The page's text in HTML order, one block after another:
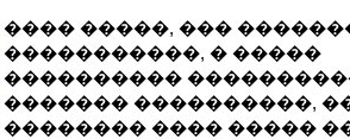
���� �����, ���
�����������, � �����
����������
������� ����������,
�������� ���� �����